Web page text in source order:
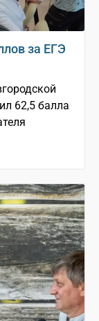
за ЕГЭ
62,5 балла